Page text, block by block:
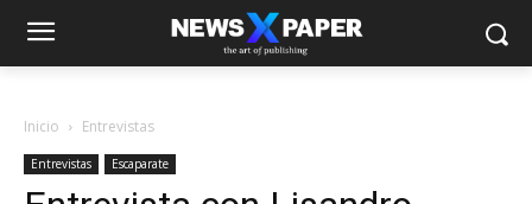
Inicio Entrevistas
Entrevistas Escaparate